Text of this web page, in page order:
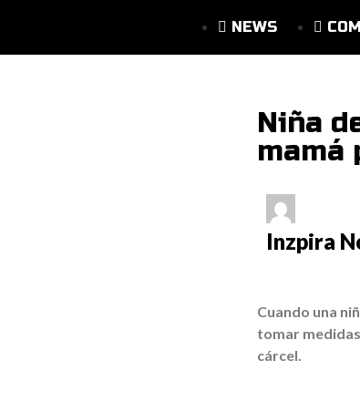
NEWS
Niña
mamá
Inzpira
Cuando una
tomar
cárcel.